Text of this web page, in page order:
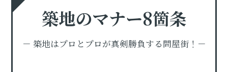
築地のマナー8箇条
－ 築地はプロとプロが真剣勝負する問屋街！－